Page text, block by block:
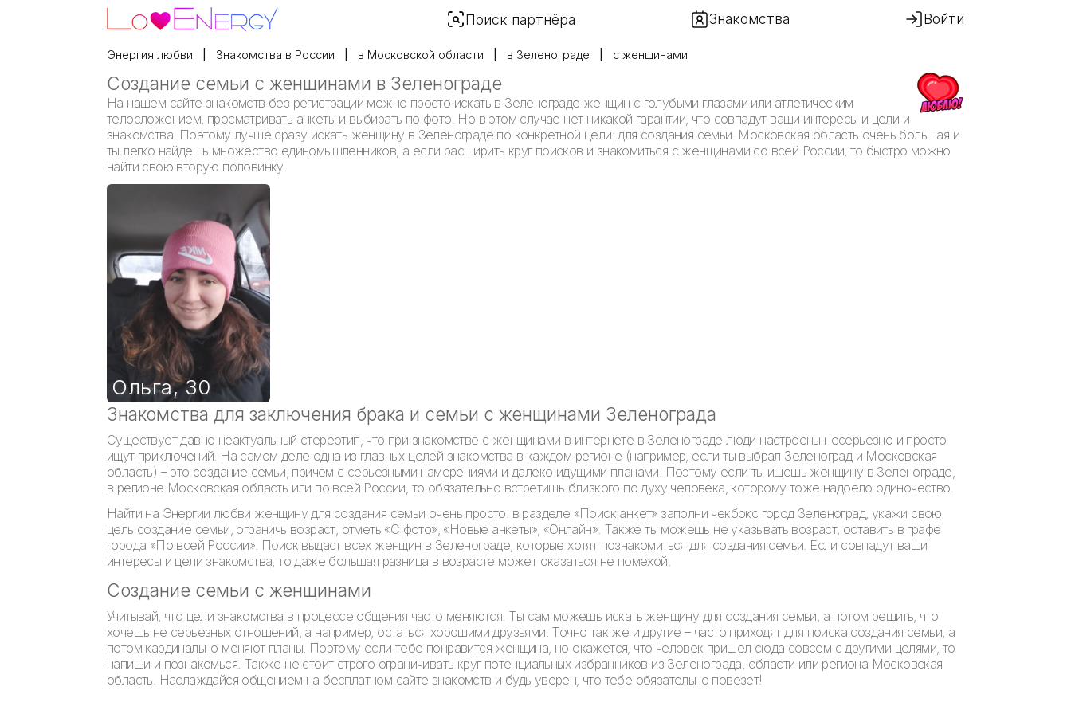
Поиск партнёра Знакомства Войти
Энергия любви Знакомства в России в Московской области в Зеленограде с женщинами
Создание семьи с женщинами в Зеленограде
На нашем сайте знакомств без регистрации можно просто искать в Зеленограде женщин с голубыми глазами или атлетическим
телосложением, просматривать анкеты и выбирать по фото. Но в этом случае нет никакой гарантии, что совпадут ваши интересы и цели и
знакомства. Поэтому лучше сразу искать женщину в Зеленограде по конкретной цели: для создания семьи. Московская область очень большая и
ты легко найдешь множество единомышленников, а если расширить круг поисков и знакомиться с женщинами со всей России, то быстро можно
найти свою вторую половинку.
Ольга,30
Знакомства для заключения брака и семьи с женщинами Зеленограда
Существует давно неактуальный стереотип, что при знакомстве с женщинами в интернете в Зеленограде люди настроены несерьезно и просто
ищут приключений. На самом деле одна из главных целей знакомства в каждом регионе (например, если ты выбрал Зеленоград и Московская
область) – это создание семьи, причем с серьезными намерениями и далеко идущими планами. Поэтому если ты ищешь женщину в Зеленограде,
в регионе Московская область или по всей России, то обязательно встретишь близкого по духу человека, которому тоже надоело одиночество.
Найти на Энергии любви женщину для создания семьи очень просто: в разделе «Поиск анкет» заполни чекбокс город Зеленоград, укажи свою
цель создание семьи, ограничь возраст, отметь «С фото», «Новые анкеты», «Онлайн». Также ты можешь не указывать возраст, оставить в графе
города «По всей России». Поиск выдаст всех женщин в Зеленограде, которые хотят познакомиться для создания семьи. Если совпадут ваши
интересы и цели знакомства, то даже большая разница в возрасте может оказаться не помехой.
Создание семьи с женщинами
Учитывай, что цели знакомства в процессе общения часто меняются. Ты сам можешь искать женщину для создания семьи, а потом решить, что
хочешь не серьезных отношений, а например, остаться хорошими друзьями. Точно так же и другие – часто приходят для поиска создания семьи, а
потом кардинально меняют планы. Поэтому если тебе понравится женщина, но окажется, что человек пришел сюда совсем с другими целями, то
напиши и познакомься. Также не стоит строго ограничивать круг потенциальных избранников из Зеленограда, области или региона Московская
область. Наслаждайся общением на бесплатном сайте знакомств и будь уверен, что тебе обязательно повезет!